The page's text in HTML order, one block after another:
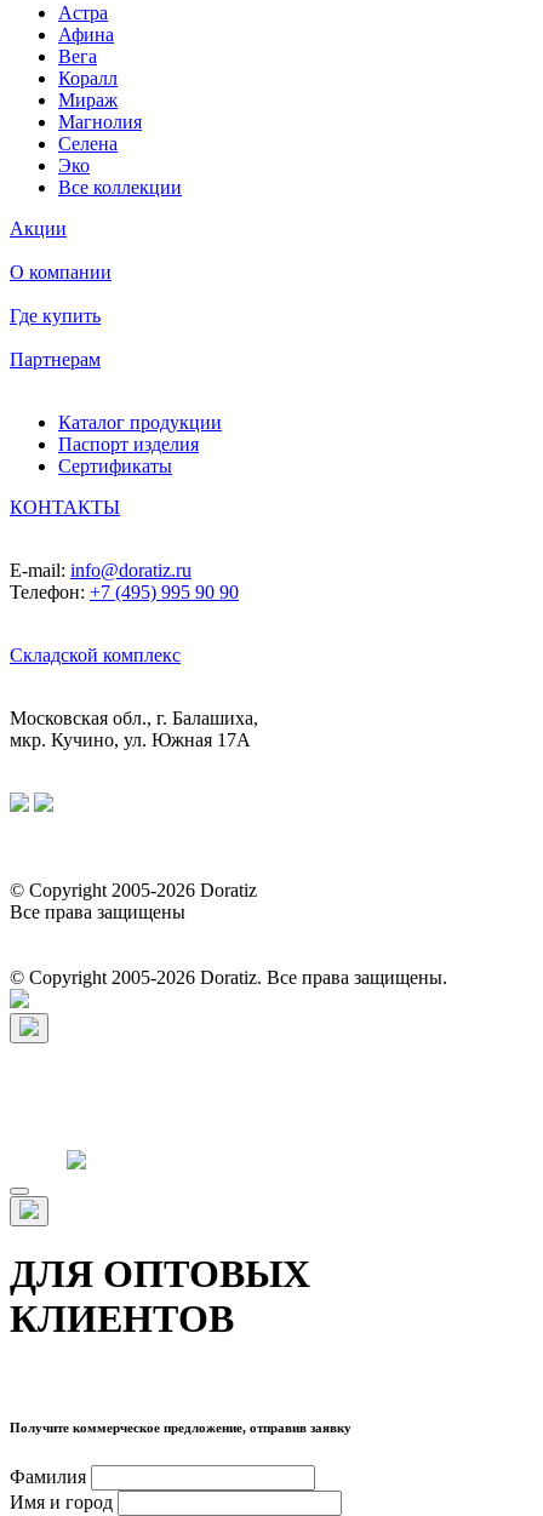
Астра
Афина
Вега
Коралл
Мираж
Магнолия
Селена
Эко
Все коллекции
Акции
О компании
Где купить
Партнерам
Каталог продукции
Паспорт изделия
Сертификаты
КОНТАКТЫ
E-mail: info@doratiz.ru
Телефон: +7 (495) 995 90 90
Складской комплекс
Московская обл., г. Балашиха,
мкр. Кучино, ул. Южная 17А
© Copyright 2005-2026 Doratiz
Все права защищены
© Copyright 2005-2026 Doratiz. Все права защищены.
ДЛЯ ОПТОВЫХ
КЛИЕНТОВ
Получите коммерческое предложение, отправив заявку
Фамилия
Имя и город